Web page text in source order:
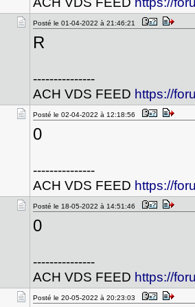
Posté le 01-04-2022 à 21:46:21
R
---------------
ACH VDS FEED https://
Posté le 02-04-2022 à 12:18:56
0
---------------
ACH VDS FEED https://
Posté le 18-05-2022 à 14:51:46
0
---------------
ACH VDS FEED https://
Posté le 20-05-2022 à 20:23:03